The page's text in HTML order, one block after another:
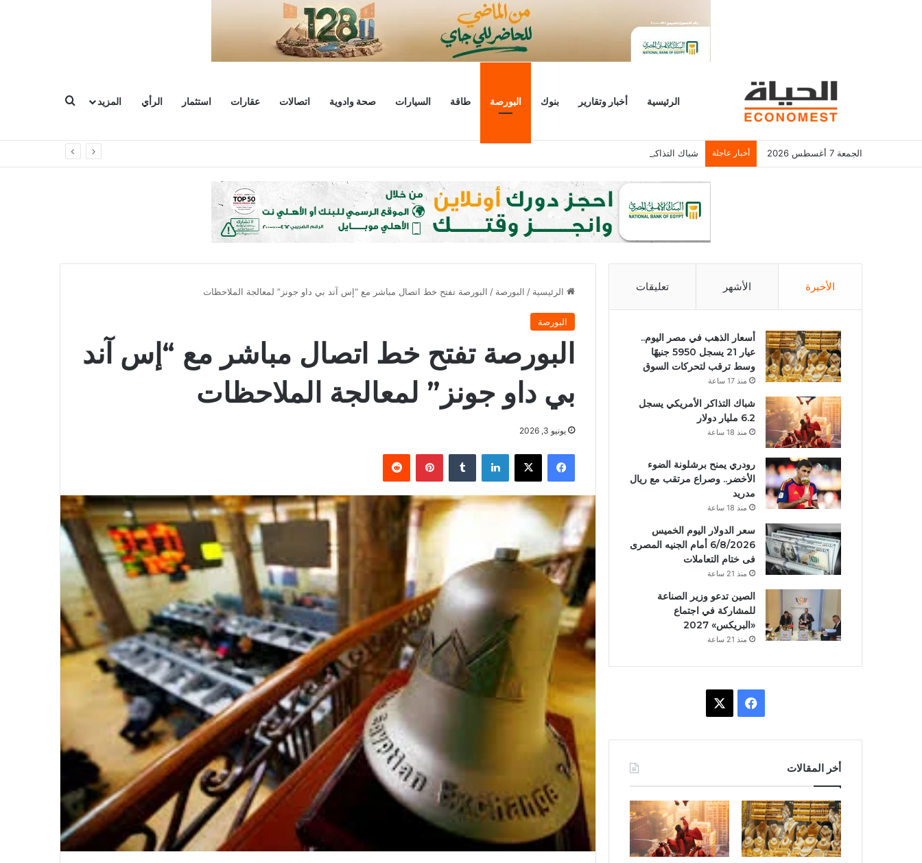
الرئيسية أخبار وتقارير بنوك البورصة طاقة السيارات صحة وادوية اتصالات عقارات استثمار الرأي المزيد بحث عن
الجمعة 7 أغسطس 2026 أخبار عاجلة شباك التذاكر الأمريكي يسجل 6.2 مليار دولار
الرئيسية / البورصة / البورصة تفتح خط اتصال مباشر مع “إس آند بي داو جونز” لمعالجة الملاحظات
البورصة
البورصة تفتح خط اتصال مباشر مع “إس آند
بي داو جونز” لمعالجة الملاحظات
يونيو 3, 2026
فيسبوك X لينكدإن بينتيريست
الأخيرة الأشهر تعليقات
أسعار الذهب في مصر اليوم..
عيار 21 يسجل 5950 جنيهًا
وسط ترقب لتحركات السوق
منذ 17 ساعة
شباك التذاكر الأمريكي يسجل
6.2 مليار دولار
منذ 18 ساعة
رودري يمنح برشلونة الضوء
الأخضر.. وصراع مرتقب مع ريال
مدريد
منذ 18 ساعة
سعر الدولار اليوم الخميس
6/8/2026 أمام الجنيه المصرى
فى ختام التعاملات
منذ 21 ساعة
الصين تدعو وزير الصناعة
للمشاركة في اجتماع
«البريكس» 2027
منذ 21 ساعة
فيسبوك
أخر المقالات